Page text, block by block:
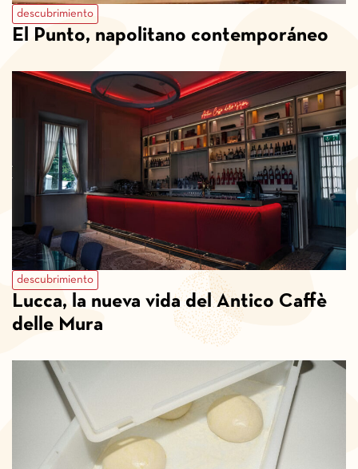
descubrimiento
El Punto, napolitano contemporáneo
descubrimiento
Lucca, la nueva vida del Antico Caffè
delle Mura